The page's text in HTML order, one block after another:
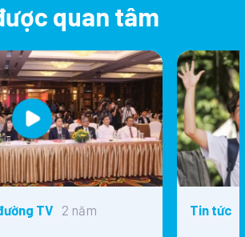
quan tâm
TV 2 năm Tin tức